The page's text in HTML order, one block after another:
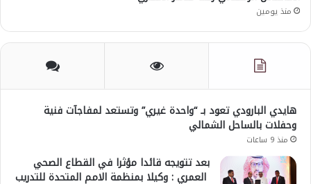
منذ يومين
هايدي البارودي تعود بـ “واحدة غيري” وتستعد لمفاجآت فنية
وحفلات بالساحل الشمالي
منذ 9 ساعات
بعد تتويجه قائدا مؤثرا في القطاع الصحي
العمري : وكيلا بمنظمة الامم المتحدة للتدريب